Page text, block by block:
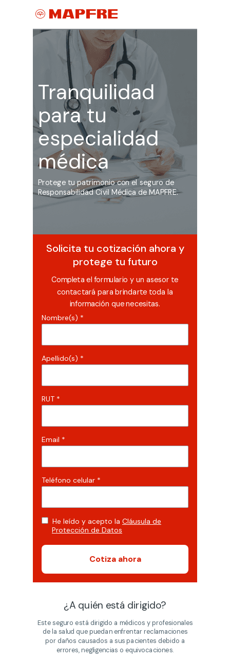
Tranquilidad
para tu
especialidad
médica
Protege tu patrimonio con el seguro de
Responsabilidad Civil Médica de MAPFRE.
¿A quién está dirigido?
Este seguro está dirigido a médicos y profesionales
de la salud que puedan enfrentar reclamaciones
por daños causados a sus pacientes debido a
errores, negligencias o equivocaciones.
Solicita tu cotización ahora y
protege tu futuro
Nombre(s) *
Apellido(s) *
RUT *
Email *
Teléfono celular *
He leído y acepto la Cláusula de
Protección de Datos
Cotiza ahora
Completa el formulario y un asesor te
contactará para brindarte toda la
información que necesitas.